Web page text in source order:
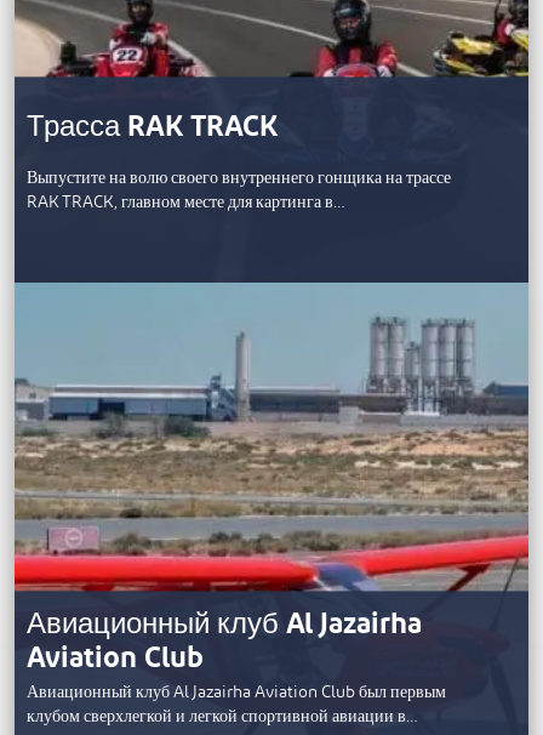
Трасса RAK TRACK
Выпустите на волю своего внутреннего гонщика на трассе
RAK TRACK, главном месте для картинга в…
Авиационный клуб Al Jazairha
Aviation Club
Авиационный клуб Al Jazairha Aviation Club был первым
клубом сверхлегкой и легкой спортивной авиации в…